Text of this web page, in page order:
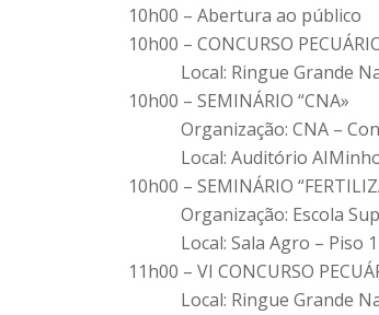
10h00 – Abertura ao público
10h00 – CONCURSO
Local: Ringue Grande
10h00 – SEMINÁRIO “CNA»
Organização: CNA –
Local: Auditório
10h00 – SEMINÁRIO
Organização: Escola
Local: Sala Agro – Piso 1
11h00 – VI CONCURSO
Local: Ringue Grande